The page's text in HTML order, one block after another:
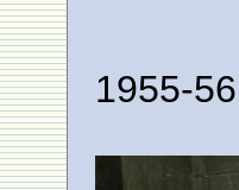
1955-